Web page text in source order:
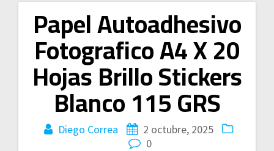
Papel Autoadhesivo
Fotografico A4 X 20
Hojas Brillo Stickers
Blanco 115 GRS
Diego Correa
2 octubre, 2025
0
Navegación
de
entradas